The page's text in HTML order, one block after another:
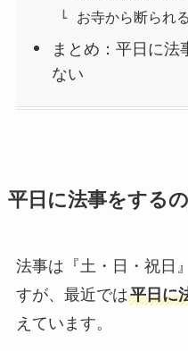
お寺から断られ
まとめ：平日に法
ない
平日に法事をする
法事は『土・日・祝日
すが、最近では平日に
えています。